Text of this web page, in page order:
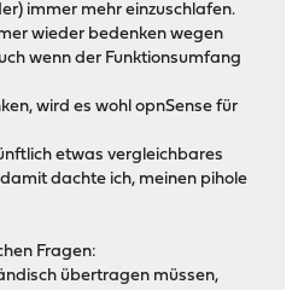
immer mehr einzuschlafen.
wieder bedenken wegen
wenn der Funktionsumfang
wird es wohl opnSense für
etwas vergleichbares
dachte ich, meinen pihole
Fragen:
übertragen müssen,